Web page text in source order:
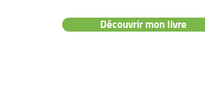
Découvrir mon livre